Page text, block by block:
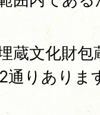
蔵文化財
通りありま